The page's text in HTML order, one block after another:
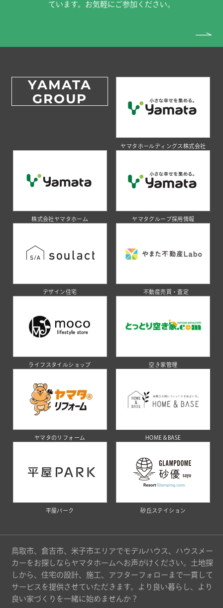
ています。お気軽にご参加ください。
YAMATA
GROUP
ヤマタホールディングス株式会社
株式会社ヤマタホーム ヤマタグループ採用情報
デザイン住宅 不動産売買・査定
ライフスタイルショップ 空き家管理
ヤマタのリフォーム HOME＆BASE
平屋パーク 砂丘ステイション
鳥取市、倉吉市、米子市エリアでモデルハウス、ハウスメー
カーをお探しならヤマタホームへお声がけください。土地探
しから、住宅の設計、施工、アフターフォローまで一貫して
サービスを提供させていただきます。より良い暮らし、より
良い家づくりを一緒に始めませんか？